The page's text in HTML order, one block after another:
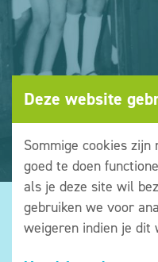
Deze website
Sommige cookies
goed te doen
als je deze site wil
gebruiken we voor
weigeren indien je dit